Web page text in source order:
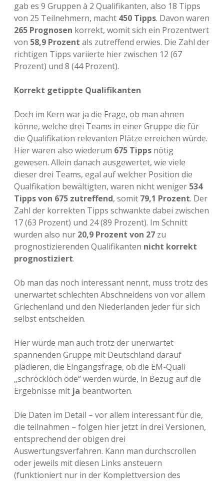
gab es 9 Gruppen à 2 Qualifikanten, also 18 Tipps
von 25 Teilnehmern, macht 450 Tipps. Davon waren
265 Prognosen korrekt, womit sich ein Prozentwert
von 58,9 Prozent als zutreffend erwies. Die Zahl der
richtigen Tipps variierte hier zwischen 12 (67
Prozent) und 8 (44 Prozent).
Korrekt getippte Qualifikanten
Doch im Kern war ja die Frage, ob man ahnen
könne, welche drei Teams in einer Gruppe die für
die Qualifikation relevanten Plätze erreichen würde.
Hier waren also wiederum 675 Tipps nötig
gewesen. Allein danach ausgewertet, wie viele
dieser drei Teams, egal auf welcher Position die
Qualfikation bewältigten, waren nicht weniger 534
Tipps von 675 zutreffend, somit 79,1 Prozent. Der
Zahl der korrekten Tipps schwankte dabei zwischen
17 (63 Prozent) und 24 (89 Prozent). Im Schnitt
wurden also nur 20,9 Prozent von 27 zu
prognostizierenden Qualifikanten nicht korrekt
prognostiziert.
Ob man das noch interessant nennt, muss trotz des
unerwartet schlechten Abschneidens von vor allem
Griechenland und den Niederlanden jeder für sich
selbst entscheiden.
Hier würde man auch trotz der unerwartet
spannenden Gruppe mit Deutschland darauf
plädieren, die Eingangsfrage, ob die EM-Quali
„schröcklöch öde“ werden würde, in Bezug auf die
Ergebnisse mit ja beantworten.
Die Daten im Detail – vor allem interessant für die,
die teilnahmen – folgen hier jetzt in drei Versionen,
entsprechend der obigen drei
Auswertungsverfahren. Kann man durchscrollen
oder jeweils mit diesen Links ansteuern
(funktioniert nur in der Komplettversion des